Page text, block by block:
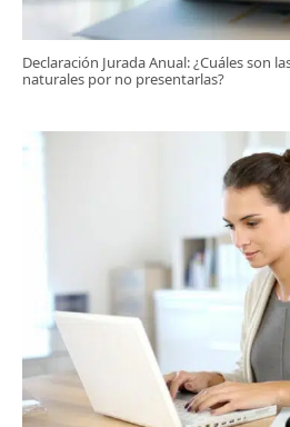
Declaración Jurada Anual: ¿Cuáles son
naturales por no presentarlas?